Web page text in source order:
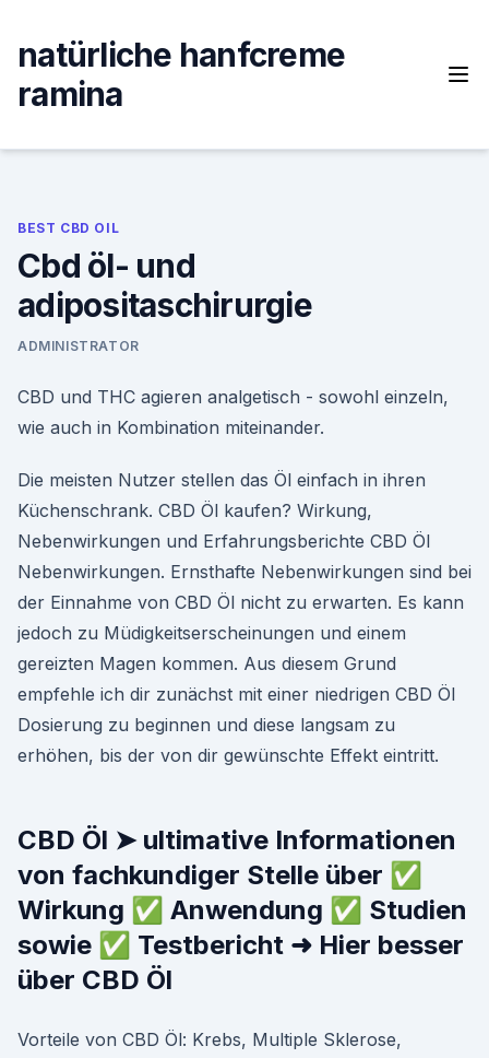
content
natürliche hanfcreme
ramina
BEST CBD OIL
Cbd öl- und
adipositaschirurgie
ADMINISTRATOR
CBD und THC agieren analgetisch - sowohl einzeln,
wie auch in Kombination miteinander.
Die meisten Nutzer stellen das Öl einfach in ihren
Küchenschrank. CBD Öl kaufen? Wirkung,
Nebenwirkungen und Erfahrungsberichte CBD Öl
Nebenwirkungen. Ernsthafte Nebenwirkungen sind bei
der Einnahme von CBD Öl nicht zu erwarten. Es kann
jedoch zu Müdigkeitserscheinungen und einem
gereizten Magen kommen. Aus diesem Grund
empfehle ich dir zunächst mit einer niedrigen CBD Öl
Dosierung zu beginnen und diese langsam zu
erhöhen, bis der von dir gewünschte Effekt eintritt.
CBD Öl ➤ ultimative Informationen
von fachkundiger Stelle über ✅
Wirkung ✅ Anwendung ✅ Studien
sowie ✅ Testbericht ➜ Hier besser
über CBD Öl
Vorteile von CBD Öl: Krebs, Multiple Sklerose,